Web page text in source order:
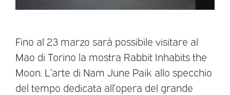
Fino al 23 marzo sarà possibile visitare al
Mao di Torino la mostra Rabbit Inhabits the
Moon. L’arte di Nam June Paik allo specchio
del tempo dedicata all’opera del grande